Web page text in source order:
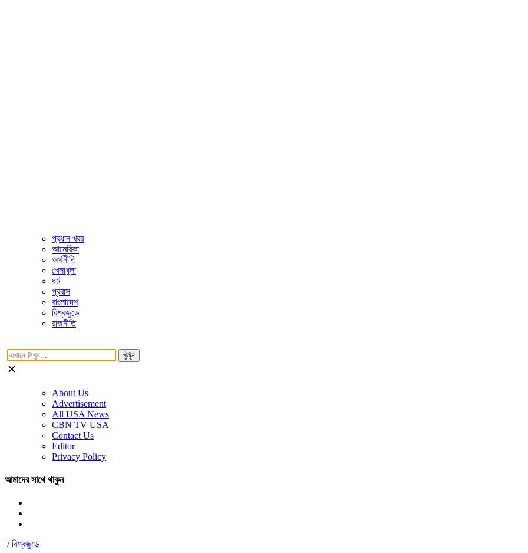
প্রধান খবর
আমেরিকা
অর্থনীতি
খেলাধুলা
ধর্ম
প্রবাস
বাংলাদেশ
বিশ্বজুড়ে
রাজনীতি
খুজুঁন
About Us
Advertisement
All USA News
CBN TV USA
Contact Us
Editor
Privacy Policy
আমাদের সাথে থাকুন
/বিশ্বজুড়ে